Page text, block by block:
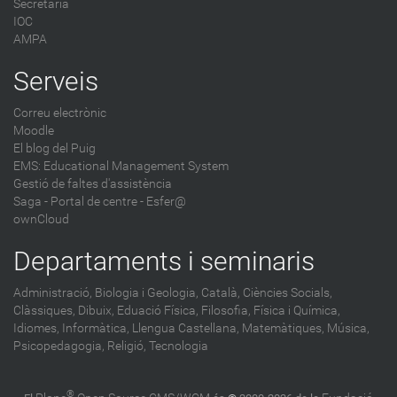
Secretaria
IOC
AMPA
Serveis
Correu electrònic
Moodle
El blog del Puig
EMS: Educational Management System
Gestió de faltes d'assistència
Saga - Portal de centre - Esfer@
ownCloud
Departaments i seminaris
Administració, Biologia i Geologia, Català, Ciències Socials,
Clàssiques, Dibuix, Eduació Física, Filosofia, Física i Química,
Idiomes, Informàtica, Llengua Castellana, Matemàtiques, Música,
Psicopedagogia, Religió, Tecnologia
®